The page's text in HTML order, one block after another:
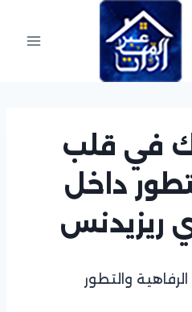
في قلب
داخل
ريزيدنس
والتطور